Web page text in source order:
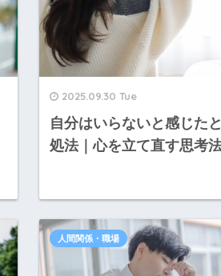
2025.09.30 Tue
自分はいらないと感じた
処法｜心を立て直す思考
人間関係・職場